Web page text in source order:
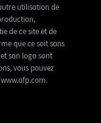
utilisation de
de ce site et de
que ce soit sans
et son logo sont
vous pouvez